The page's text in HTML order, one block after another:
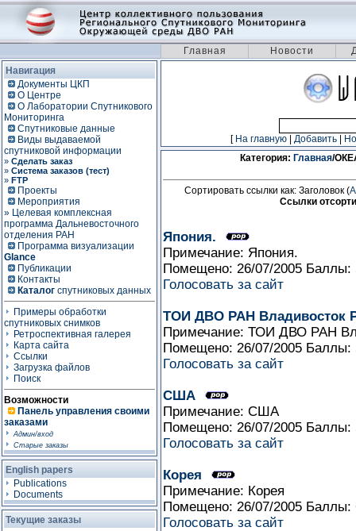
Главная Новости
Навигация
Документы ЦКП
О Центре
О Лаборатории Спутникового
Мониторинга
Спутниковые данные
Виды выдаваемой
спутниковой информации
» Сделать заказ
» Система заказов (тест)
» FTP
Проекты
Мероприятия
» Целевая комплексная
программа Дальневосточного
отделения РАН
Программа визуализации
Glance
Публикации
Контакты
Каталог спутниковых данных
Примеры обработки
спутниковых снимков
Ретроспективная галерея
Карта сайта
Ссылки
Загрузка файлов
Поиск
Возможности
Панель управления своими
заказами
Админ/вход
Старые заказы
English papers
Publications
Documents
Текущие заказы
[ На главную Добавить
Категория: Главная/
Сортировать ссылки как: Заголовок (A
Ссылки
Япония.
Примечание: Япония.
Помещено: 26/07/2005 Баллы:
Голосовать за сайт
ТОИ ДВО РАН Владивосток
Примечание: ТОИ ДВО РАН
Помещено: 26/07/2005 Баллы:
Голосовать за сайт
США
Примечание: США
Помещено: 26/07/2005 Баллы:
Голосовать за сайт
Корея
Примечание: Корея
Помещено: 26/07/2005 Баллы:
Голосовать за сайт